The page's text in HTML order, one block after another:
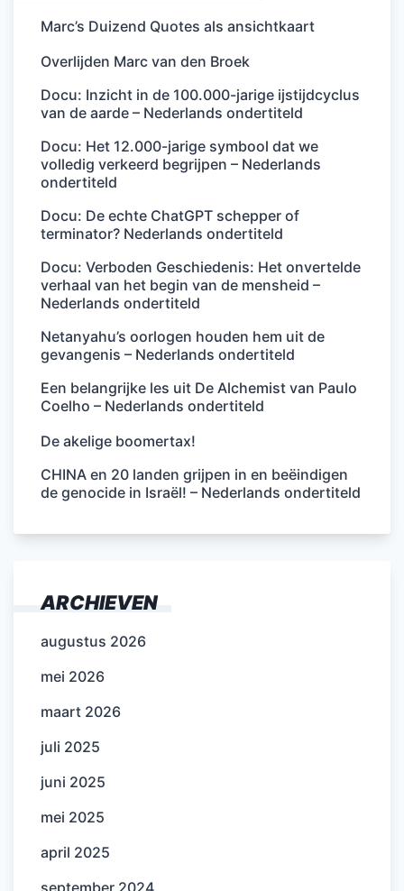
Marc’s Duizend Quotes als ansichtkaart
Overlijden Marc van den Broek
Docu: Inzicht in de 100.000-jarige ijstijdcyclus
van de aarde – Nederlands ondertiteld
Docu: Het 12.000-jarige symbool dat we
volledig verkeerd begrijpen – Nederlands
ondertiteld
Docu: De echte ChatGPT schepper of
terminator? Nederlands ondertiteld
Docu: Verboden Geschiedenis: Het onvertelde
verhaal van het begin van de mensheid –
Nederlands ondertiteld
Netanyahu’s oorlogen houden hem uit de
gevangenis – Nederlands ondertiteld
Een belangrijke les uit De Alchemist van Paulo
Coelho – Nederlands ondertiteld
De akelige boomertax!
CHINA en 20 landen grijpen in en beëindigen
de genocide in Israël! – Nederlands ondertiteld
ARCHIEVEN
augustus 2026
mei 2026
maart 2026
juli 2025
juni 2025
mei 2025
april 2025
september 2024